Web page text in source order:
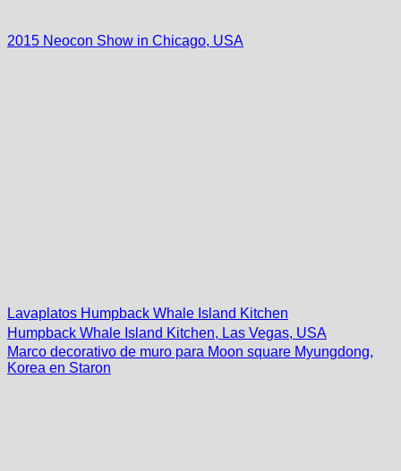
2015 Neocon Show in Chicago, USA
Humpback Whale Island Kitchen, Las Vegas, USA
Lavaplatos Humpback Whale Island Kitchen
Marco decorativo de muro para Moon square Myungdong,
Korea en Staron